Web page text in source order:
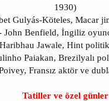
1930)
Gulyás-Köteles, Macar
John Benfield, İngiliz
Jawale, Hint
Paiakan, Brezilyalı
Fransız aktör ve
Tatiller ve özel günler